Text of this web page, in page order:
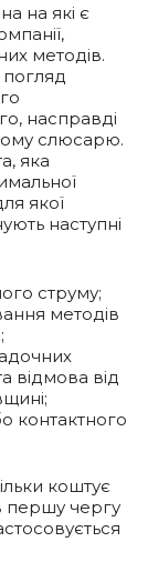
на які є
методів.
насправді
слюсарю.
яка
якої
наступні
струму;
методів
відмова від
контактного
коштує
першу чергу